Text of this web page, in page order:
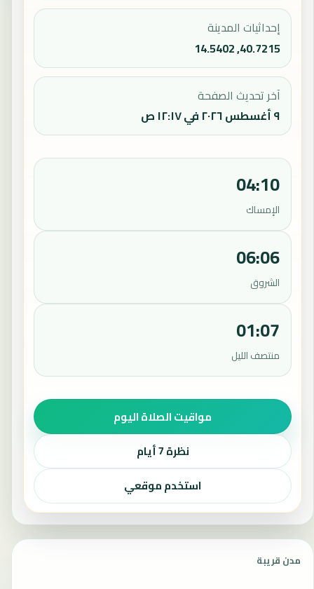
إحداثيات المدينة
40.7215, 14.5402
آخر تحديث الصفحة
٩ أغسطس ٢٠٢٦ في ١٢:١٧ ص
04:10
الإمساك
06:06
الشروق
01:07
منتصف الليل
مواقيت الصلاة اليوم
نظرة 7 أيام
استخدم موقعي
مدن قريبة